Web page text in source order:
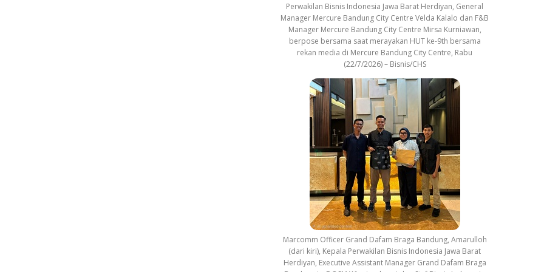
Perwakilan Bisnis Indonesia Jawa Barat Herdiyan, General
Manager Mercure Bandung City Centre Velda Kalalo dan F&B
Manager Mercure Bandung City Centre Mirsa Kurniawan,
berpose bersama saat merayakan HUT ke-9th bersama
rekan media di Mercure Bandung City Centre, Rabu
(22/7/2026) – Bisnis/CHS
Marcomm Officer Grand Dafam Braga Bandung, Amarulloh
(dari kiri), Kepala Perwakilan Bisnis Indonesia Jawa Barat
Herdiyan, Executive Assistant Manager Grand Dafam Braga